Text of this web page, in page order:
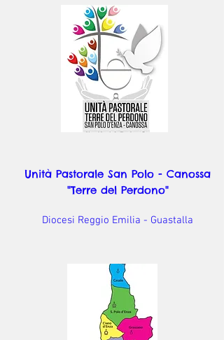
Unità Pastorale San Polo - Canossa
"Terre del Perdono"
Diocesi Reggio Emilia - Guastalla